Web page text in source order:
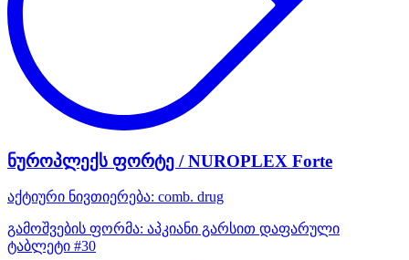
ნუროპლექს ფორტე / NUROPLEX Forte
აქტიური ნივთიერება: comb. drug
გამოშვების ფორმა: აპკიანი გარსით დაფარული
ტაბლეტი #30